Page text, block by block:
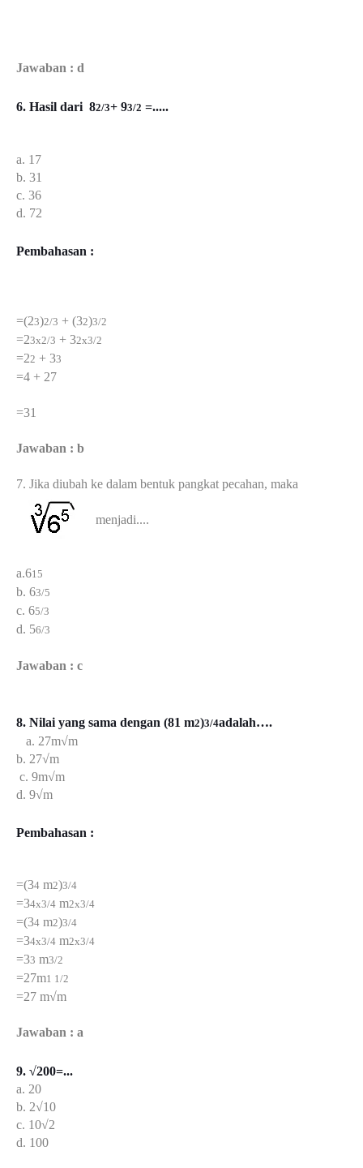
Jawaban : d
6. Hasil dari 82/3+ 93/2 =.....
a. 17
b. 31
c. 36
d. 72
Pembahasan :
=(23)2/3 + (32)3/2
=23x2/3 + 32x3/2
=22 + 33
=4 + 27
=31
Jawaban : b
7. Jika diubah ke dalam bentuk pangkat pecahan, maka
menjadi....
a.615
b. 63/5
c. 65/3
d. 56/3
Jawaban : c
8. Nilai yang sama dengan (81 m2)3/4adalah….
a. 27m√m
b. 27√m
c. 9m√m
d. 9√m
Pembahasan :
=(34 m2)3/4
=34x3/4 m2x3/4
=(34 m2)3/4
=34x3/4 m2x3/4
=33 m3/2
=27m1 1/2
=27 m√m
Jawaban : a
9. √200=...
a. 20
b. 2√10
c. 10√2
d. 100